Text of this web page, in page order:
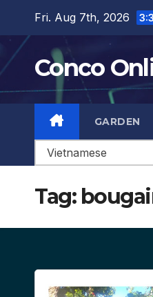
content
Fri. Aug 7th, 2026
Conco
GARDEN
Tag: